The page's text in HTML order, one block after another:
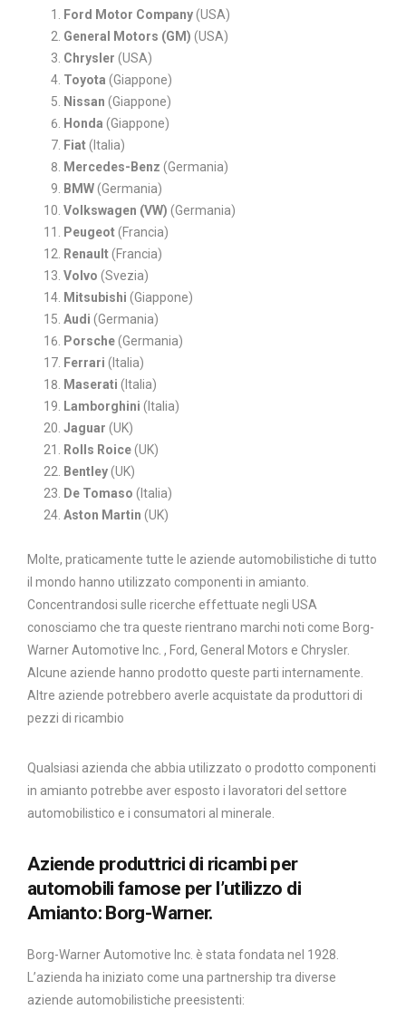
Ford Motor Company(USA)
General Motors (GM) (USA)
Chrysler (USA)
Toyota (Giappone)
Nissan (Giappone)
Honda (Giappone)
Fiat(Italia)
Mercedes-Benz (Germania)
BMW(Germania)
Volkswagen (VW) (Germania)
Peugeot(Francia)
Renault(Francia)
Volvo (Svezia)
Mitsubishi (Giappone)
Audi (Germania)
Porsche(Germania)
Ferrari (Italia)
Maserati (Italia)
Lamborghini (Italia)
Jaguar (UK)
Rolls Roice(UK)
Bentley(UK)
De Tomaso (Italia)
Aston Martin (UK)
Molte, praticamente tutte le aziende automobilistiche di tutto
il mondo hanno utilizzato componenti in amianto.
Concentrandosi sulle ricerche effettuate negli USA
conosciamo che tra queste rientrano marchi noti come Borg-
Warner Automotive Inc. , Ford, General Motors e Chrysler.
Alcune aziende hanno prodotto queste parti internamente.
Altre aziende potrebbero averle acquistate da produttori di
pezzi di ricambio
Qualsiasi azienda che abbia utilizzato o prodotto componenti
in amianto potrebbe aver esposto i lavoratori del settore
automobilistico e i consumatori al minerale.
Aziende produttrici di ricambi per
automobili famose per l’utilizzo di
Amianto: Borg-Warner.
Borg-Warner Automotive Inc. è stata fondata nel 1928.
L’azienda ha iniziato come una partnership tra diverse
aziende automobilistiche preesistenti: